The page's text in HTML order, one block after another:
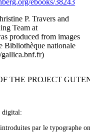
ebooks/38243
P. Travers and
Team at
produced from images
Bibliothèque nationale
gallica.bnf.fr)
THE PROJECT
digital:
par le typographe